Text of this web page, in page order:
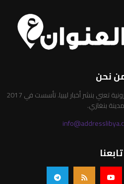
نحن
صحيفة العنوان الليبية صحيفة إلكترونية تعني بنشر أخبار ليبيا. تأسست في 2017
بنغازي.
تابعنا